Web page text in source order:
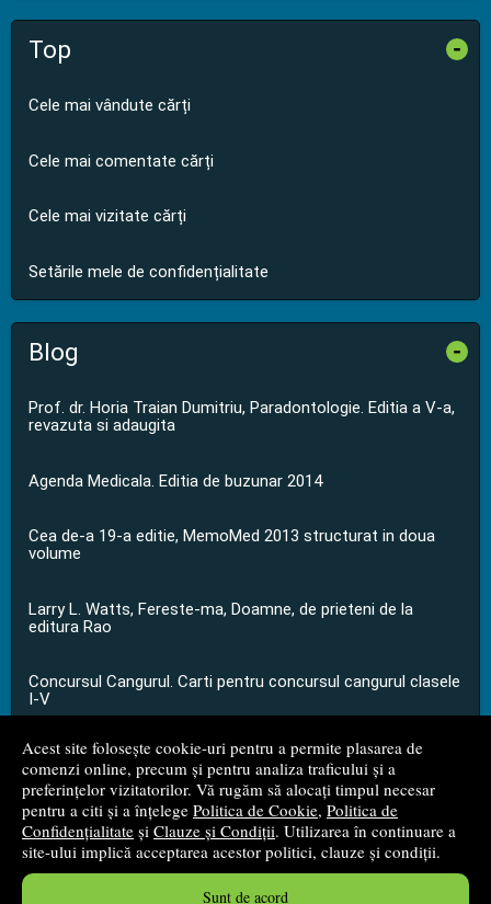
Acest site folosește cookie-uri pentru a permite plasarea de
comenzi online, precum și pentru analiza traficului și a
preferințelor vizitatorilor. Vă rugăm să alocați timpul necesar
pentru a citi și a înțelege Politica de Cookie, Politica de
Confidențialitate și Clauze și Condiții. Utilizarea în continuare a
site-ului implică acceptarea acestor politici, clauze și condiții.
Sunt de acord
Top -
Cele mai vândute cărți
Cele mai comentate cărți
Cele mai vizitate cărți
Setările mele de confidențialitate
Blog -
Prof. dr. Horia Traian Dumitriu, Paradontologie. Editia a V-a,
revazuta si adaugita
Agenda Medicala. Editia de buzunar 2014
Cea de-a 19-a editie, MemoMed 2013 structurat in doua
volume
Larry L. Watts, Fereste-ma, Doamne, de prieteni de la
editura Rao
Concursul Cangurul. Carti pentru concursul cangurul clasele
I-V
...toate știrile
© 2008 - 2026S.C. M.G. Net Distribution S.R.L.
Magazin onlinecreat deVital Soft